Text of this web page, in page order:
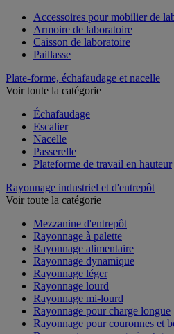
Accessoires pour mobilier de
Armoire de laboratoire
Caisson de laboratoire
Paillasse
Plate-forme, échafaudage et nacelle
Voir toute la catégorie
Échafaudage
Escalier
Nacelle
Passerelle
Plateforme de travail en hauteur
Rayonnage industriel et d'entrepôt
Voir toute la catégorie
Mezzanine d'entrepôt
Rayonnage à palette
Rayonnage alimentaire
Rayonnage dynamique
Rayonnage léger
Rayonnage lourd
Rayonnage mi-lourd
Rayonnage pour charge longue
Rayonnage pour couronnes et